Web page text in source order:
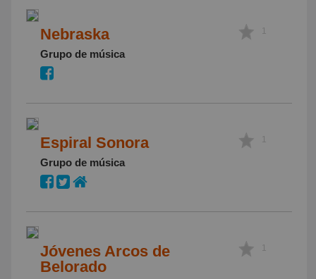
Nebraska
Grupo de música
1
Espiral Sonora
Grupo de música
1
Jóvenes Arcos de
Belorado
1